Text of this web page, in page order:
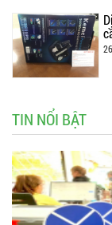
TIN NỔI BẬT